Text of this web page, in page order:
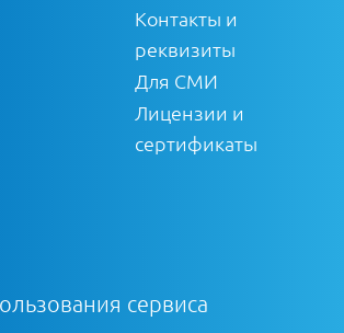
Контакты и
реквизиты
Для СМИ
Лицензии и
сертификаты
сервиса